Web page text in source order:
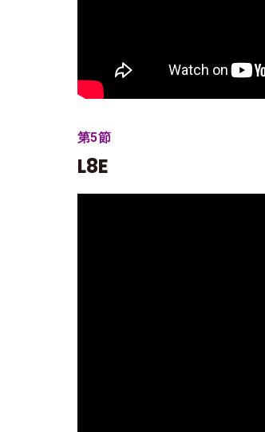
第5節
L8E